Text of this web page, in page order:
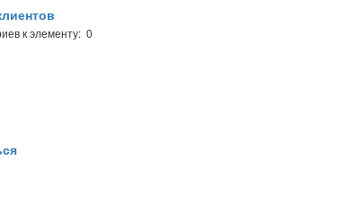
к элементу: 0